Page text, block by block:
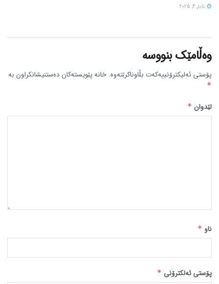
ئایار 4, 2025
وەڵامێک بنووسە
پۆستی ئەلیکترۆنییەکەت بڵاوناکرێتەوە. خانە پێویستەکان دەستنیشانکراون بە
*
لێدوان *
ناو *
پۆستی ئەلکترۆنی *